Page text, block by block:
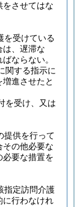
させてはな
を受けている
は、遅滞な
ならない。
関する指示に
進させたと
を受け、又は
提供を行って
その他必要な
要な措置を
指定訪問介護
に行わなけれ